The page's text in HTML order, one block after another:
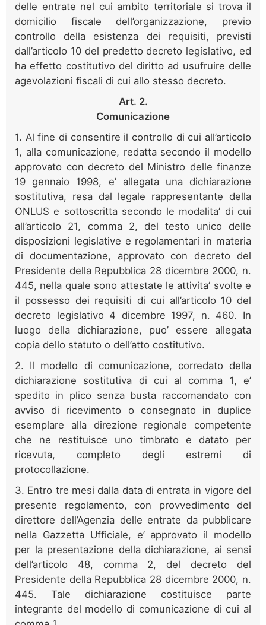
delle entrate nel cui ambito territoriale si trova il
domicilio fiscale dell’organizzazione, previo
controllo della esistenza dei requisiti, previsti
dall’articolo 10 del predetto decreto legislativo, ed
ha effetto costitutivo del diritto ad usufruire delle
agevolazioni fiscali di cui allo stesso decreto.
Art. 2.
Comunicazione
1. Al fine di consentire il controllo di cui all’articolo
1, alla comunicazione, redatta secondo il modello
approvato con decreto del Ministro delle finanze
19 gennaio 1998, e’ allegata una dichiarazione
sostitutiva, resa dal legale rappresentante della
ONLUS e sottoscritta secondo le modalita’ di cui
all’articolo 21, comma 2, del testo unico delle
disposizioni legislative e regolamentari in materia
di documentazione, approvato con decreto del
Presidente della Repubblica 28 dicembre 2000, n.
445, nella quale sono attestate le attivita’ svolte e
il possesso dei requisiti di cui all’articolo 10 del
decreto legislativo 4 dicembre 1997, n. 460. In
luogo della dichiarazione, puo’ essere allegata
copia dello statuto o dell’atto costitutivo.
2. Il modello di comunicazione, corredato della
dichiarazione sostitutiva di cui al comma 1, e’
spedito in plico senza busta raccomandato con
avviso di ricevimento o consegnato in duplice
esemplare alla direzione regionale competente
che ne restituisce uno timbrato e datato per
ricevuta, completo degli estremi di
protocollazione.
3. Entro tre mesi dalla data di entrata in vigore del
presente regolamento, con provvedimento del
direttore dell’Agenzia delle entrate da pubblicare
nella Gazzetta Ufficiale, e’ approvato il modello
per la presentazione della dichiarazione, ai sensi
dell’articolo 48, comma 2, del decreto del
Presidente della Repubblica 28 dicembre 2000, n.
445. Tale dichiarazione costituisce parte
integrante del modello di comunicazione di cui al